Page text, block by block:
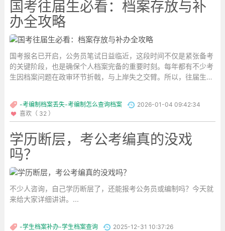
国考往届生必看：档案存放与补
办全攻略
国考报名已开启，公务员笔试日益临近，这段时间不仅是紧张备考
的关键阶段，也是确保个人档案完备的重要时刻。每年都有不少考
生因档案问题在政审环节折戟，与上岸失之交臂。所以，往届生若
-考编制档案丢失-考编制怎么查询档案
2026-01-04 09:42:34
喜欢（ 32 ）
学历断层，考公考编真的没戏
吗？
不少人咨询，自己学历断层了，还能报考公务员或编制吗？今天就
来给大家详细讲讲。...
-学生档案补办-学生档案查询
2025-12-31 10:37:26